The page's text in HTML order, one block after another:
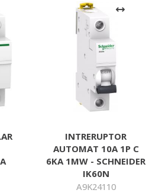
INTRERUPTOR
AUTOMAT 10A 1P C
6KA 1MW - SCHNEIDER
IK60N
A9K24110